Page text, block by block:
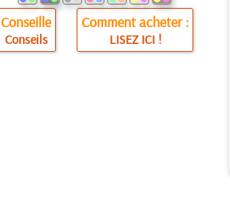
Conseille
Conseils
Comment acheter :
LISEZ ICI !